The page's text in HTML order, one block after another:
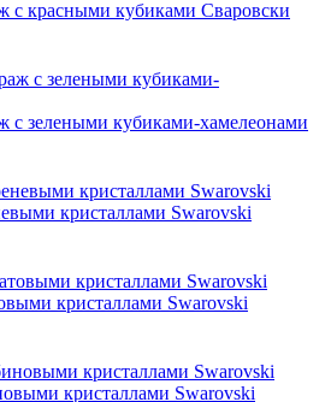
красными кубиками Сваровски
зелеными кубиками-хамелеонами
кристаллами Swarovski
кристаллами Swarovski
кристаллами Swarovski